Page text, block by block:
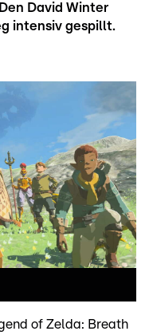
David Winter
intensiv gespillt.
of Zelda: Breath